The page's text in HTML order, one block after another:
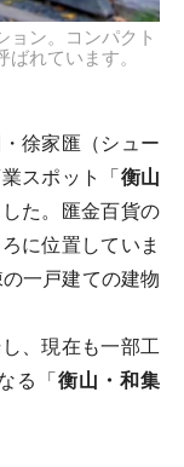
ョン。コンパクト
れています。
徐家匯（シュー
スポット「衡山
た。匯金百貨の
に位置していま
一戸建ての建物
、現在も一部工
る「衡山・和集